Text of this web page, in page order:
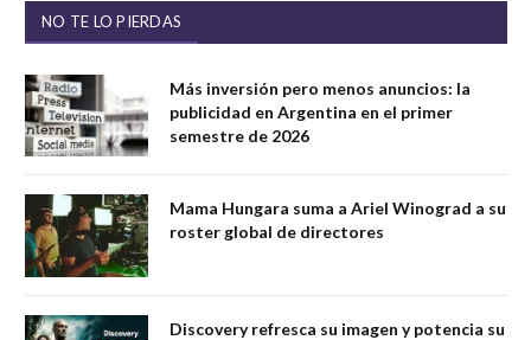
NO TE LO PIERDAS
Más inversión pero menos anuncios: la
publicidad en Argentina en el primer
semestre de 2026
Mama Hungara suma a Ariel Winograd a su
roster global de directores
Discovery refresca su imagen y potencia su